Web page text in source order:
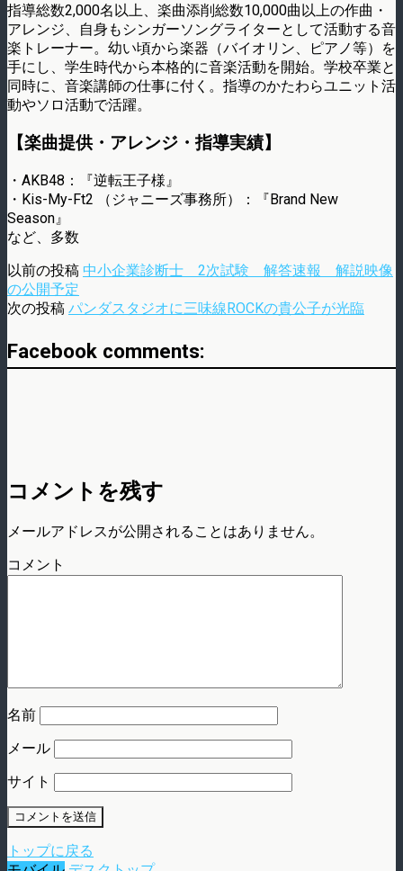
指導総数2,000名以上、楽曲添削総数10,000曲以上の作曲・
アレンジ、自身もシンガーソングライターとして活動する音
楽トレーナー。幼い頃から楽器（バイオリン、ピアノ等）を
手にし、学生時代から本格的に音楽活動を開始。学校卒業と
同時に、音楽講師の仕事に付く。指導のかたわらユニット活
動やソロ活動で活躍。
【楽曲提供・アレンジ・指導実績】
・AKB48：『逆転王子様』
・Kis-My-Ft2 （ジャニーズ事務所）：『Brand New
Season』
など、多数
以前の投稿 中小企業診断士 2次試験 解答速報 解説映像
の公開予定
次の投稿 パンダスタジオに三味線ROCKの貴公子が光臨
Facebook comments:
コメントを残す
メールアドレスが公開されることはありません。
コメント
名前
メール
サイト
トップに戻る